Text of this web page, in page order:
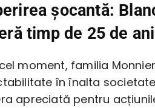
șocantă:
timp de 25 de ani
moment, familia
în înalta
apreciată pentru